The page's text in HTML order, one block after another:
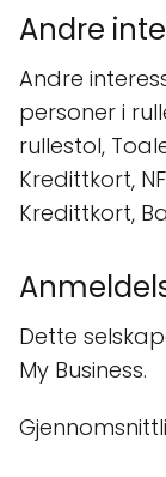
Andre
Andre
personer i
rullestol,
Kredittkort,
Kredittkort,
Dette
My Business.